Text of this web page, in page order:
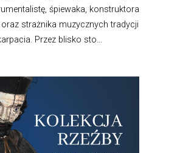
śpiewaka, konstruktora
strażnika muzycznych tradycji
Przez blisko sto...